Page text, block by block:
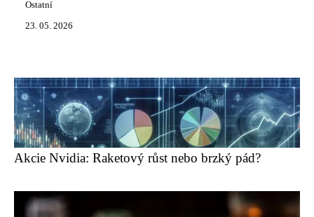
Ostatní
23. 05. 2026
Akcie Nvidia: Raketový růst nebo brzký pád?